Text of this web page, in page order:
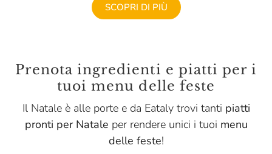
Maison Nocciola Piemonte
Mancini
Marea
Mariangela Prunotto
SCOPRI DI PIÙ
Prenota ingredienti e piatti per i
tuoi menu delle feste
Il Natale è alle porte e da Eataly trovi tanti piatti
pronti per Natale per rendere unici i tuoi menu
delle feste!